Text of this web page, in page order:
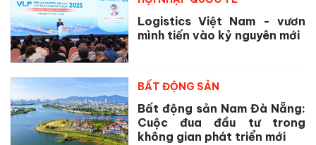
Logistics Việt Nam - vươn
mình tiến vào kỷ nguyên mới
BẤT ĐỘNG SẢN
Bất động sản Nam Đà Nẵng:
Cuộc đua đầu tư trong
không gian phát triển mới